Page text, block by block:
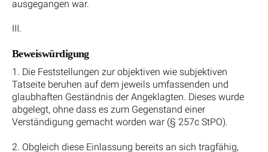
ausgegangen war.
III.
Beweiswürdigung
1. Die Feststellungen zur objektiven wie subjektiven
Tatseite beruhen auf dem jeweils umfassenden und
glaubhaften Geständnis der Angeklagten. Dieses wurde
abgelegt, ohne dass es zum Gegenstand einer
Verständigung gemacht worden war (§ 257c StPO).
2. Obgleich diese Einlassung bereits an sich tragfähig,